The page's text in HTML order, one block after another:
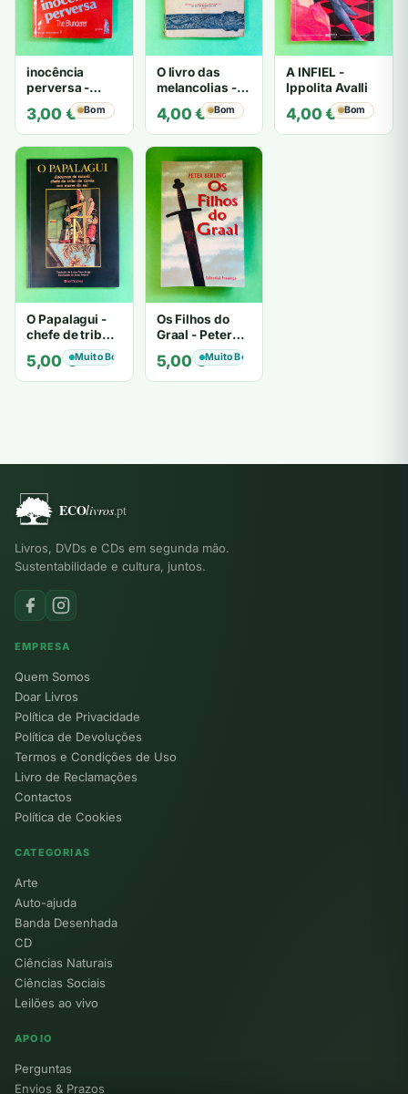
inocência
perversa -
PATRICIA
HIGHSMITH
3,00 € Bom
O livro das
melancolias -
Mantegazza
4,00€ Bom
A INFIEL -
Ippolita Avalli
4,00€ Bom
O Papalagui -
chefe de tribo
de tiavéa
5,00€Muito Bom
Os Filhos do
Graal - Peter
Berling
5,00€Muito Bom
Livros, DVDs e CDs em segunda mão.
Sustentabilidade e cultura, juntos.
EMPRESA
Quem Somos
Doar Livros
Política de Privacidade
Política de Devoluções
Termos e Condições de Uso
Livro de Reclamações
Contactos
Política de Cookies
CATEGORIAS
Arte
Auto-ajuda
Banda Desenhada
CD
Ciências Naturais
Ciências Sociais
Leilões ao vivo
APOIO
Perguntas
Envios & Prazos